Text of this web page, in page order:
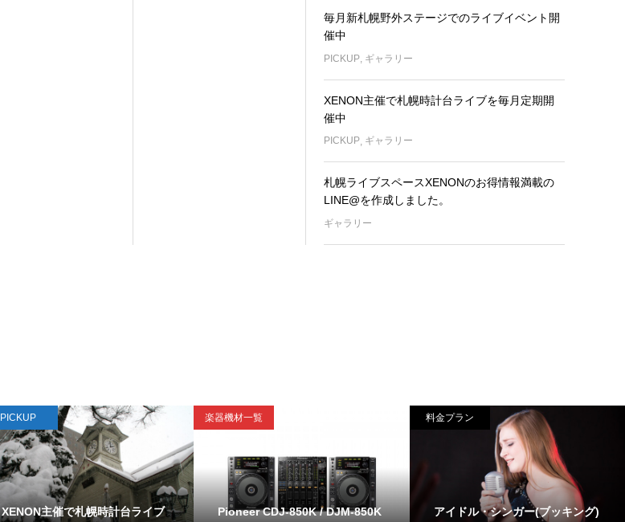
毎月新札幌野外ステージでのライブイベント開
催中
PICKUP ギャラリー
XENON主催で札幌時計台ライブを毎月定期開
催中
PICKUP ギャラリー
札幌ライブスペースXENONのお得情報満載の
LINE@を作成しました。
ギャラリー
PICKUP
XENON主催で札幌時計台ライブ
楽器機材一覧
Pioneer CDJ-850K / DJM-850K
料金プラン
アイドル・シンガー(ブッキング)